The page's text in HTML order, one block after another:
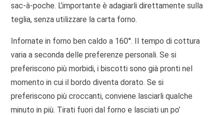
sac-à-poche. L’importante è adagiarli direttamente sulla
teglia, senza utilizzare la carta forno.
Infornate in forno ben caldo a 160°. Il tempo di cottura
varia a seconda delle preferenze personali. Se si
preferiscono più morbidi, i biscotti sono già pronti nel
momento in cui il bordo diventa dorato. Se si
preferiscono più croccanti, conviene lasciarli qualche
minuto in più. Tirati fuori dal forno e lasciati un po’